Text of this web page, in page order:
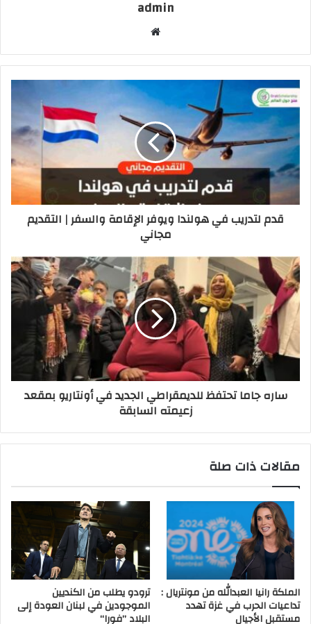
admin
قدم لتدريب في هولندا ويوفر الإقامة والسفر | التقديم
مجاني
ساره جاما تحتفظ للديمقراطي الجديد في أونتاريو بمقعد
زعيمته السابقة
مقالات ذات صلة
الملكة رانيا العبدالله من مونتريال :
تداعيات الحرب في غزة تهدد
مستقبل الأجيال
ترودو يطلب من الكنديين
الموجودين في لبنان العودة إلى
البلاد ’’فورا‘‘